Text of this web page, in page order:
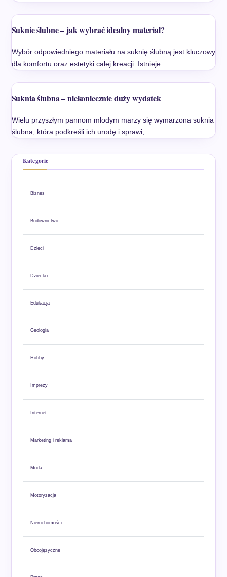
Suknie ślubne – jak wybrać idealny materiał?
Wybór odpowiedniego materiału na suknię ślubną jest kluczowy
dla komfortu oraz estetyki całej kreacji. Istnieje…
Suknia ślubna – niekoniecznie duży wydatek
Wielu przyszłym pannom młodym marzy się wymarzona suknia
ślubna, która podkreśli ich urodę i sprawi,…
Kategorie
Biznes
Budownictwo
Dzieci
Dziecko
Edukacja
Geologia
Hobby
Imprezy
Internet
Marketing i reklama
Moda
Motoryzacja
Nieruchomości
Obcojęzyczne